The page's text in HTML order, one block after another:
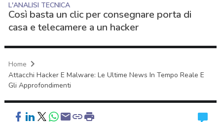
L'ANALISI TECNICA
Così basta un clic per consegnare porta di
casa e telecamere a un hacker
Home
Attacchi Hacker E Malware: Le Ultime News In Tempo Reale E
Gli Approfondimenti